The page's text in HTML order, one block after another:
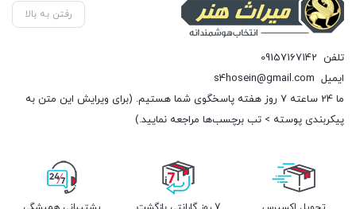
رفتن به بالا
تلفن 09157167142
ایمیل s4hosein@gmail.com
ما 24 ساعته 7 روز هفته پاسخگوی شما هستیم. (برای ویرایش این متن به
پیکربندی پوسته > تب برچسب‌ها مراجعه نمایید.)